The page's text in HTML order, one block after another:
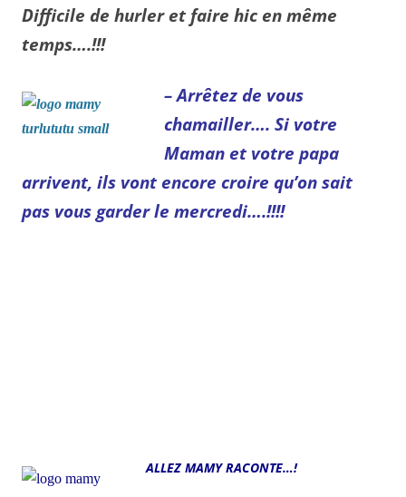
Difficile de hurler et faire hic en même
temps….!!!
– Arrêtez de vous
chamailler…. Si votre
Maman et votre papa
arrivent, ils vont encore croire qu’on sait
pas vous garder le mercredi….!!!!
ALLEZ MAMY RACONTE…!